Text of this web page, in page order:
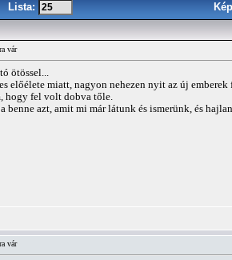
Lista:
vár
ötössel...
előélete miatt, nagyon nehezen nyit az új
hogy fel volt dobva tőle.
azt, amit mi már látunk és ismerünk, és
vár